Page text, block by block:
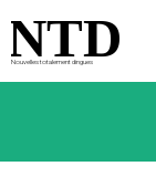
Nouvelles totalement dingues
NTD